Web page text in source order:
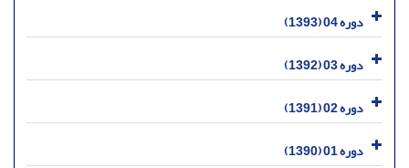
دوره 04 (1393)
دوره 03 (1392)
دوره 02 (1391)
دوره 01 (1390)